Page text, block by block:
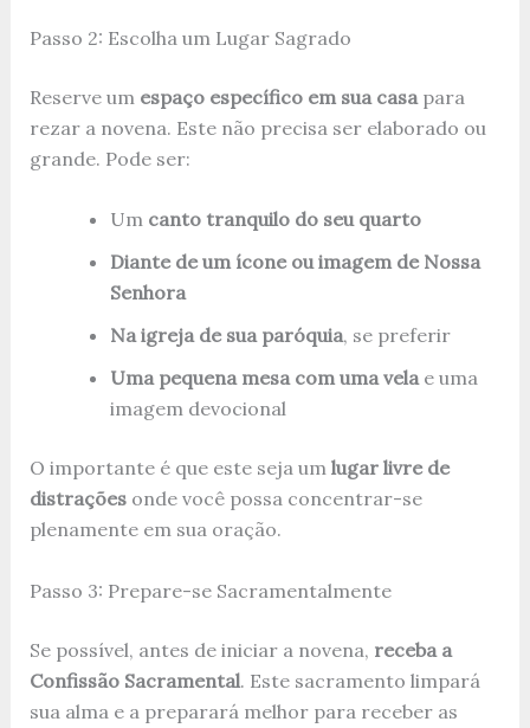
Passo 2: Escolha um Lugar Sagrado
Reserve um espaço específico em sua casapara
rezar a novena. Este não precisa ser elaborado ou
grande. Pode ser:
Um canto tranquilo do seu quarto
Diante de um ícone ou imagem de Nossa
Senhora
Na igreja de sua paróquia, se preferir
Uma pequena mesa com uma velae uma
imagem devocional
O importante é que este seja um lugar livre de
distraçõesonde você possa concentrar-se
plenamente em sua oração.
Passo 3: Prepare-se Sacramentalmente
Se possível, antes de iniciar a novena, receba a
Confissão Sacramental. Este sacramento limpará
sua alma e a preparará melhor para receber as